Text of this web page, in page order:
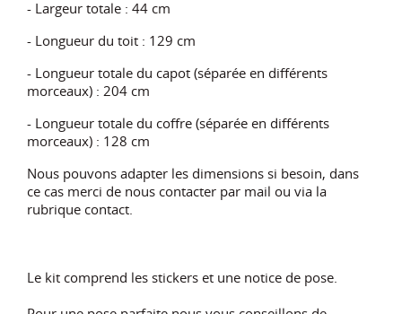
- Largeur totale : 44 cm
- Longueur du toit : 129 cm
- Longueur totale du capot (séparée en différents
morceaux) : 204 cm
- Longueur totale du coffre (séparée en différents
morceaux) : 128 cm
Nous pouvons adapter les dimensions si besoin, dans
ce cas merci de nous contacter par mail ou via la
rubrique contact.
Le kit comprend les stickers et une notice de pose.